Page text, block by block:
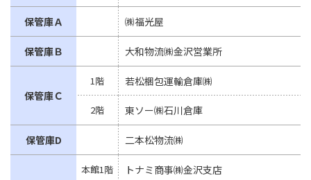
保管庫Ａ ㈱福光屋
保管庫Ｂ 大和物流㈱金沢営業所
保管庫Ｃ
1階 若松梱包運輸倉庫㈱
2階 東ソー㈱石川倉庫
保管庫D 二本松物流㈱
本館1階 トナミ商事㈱金沢支店